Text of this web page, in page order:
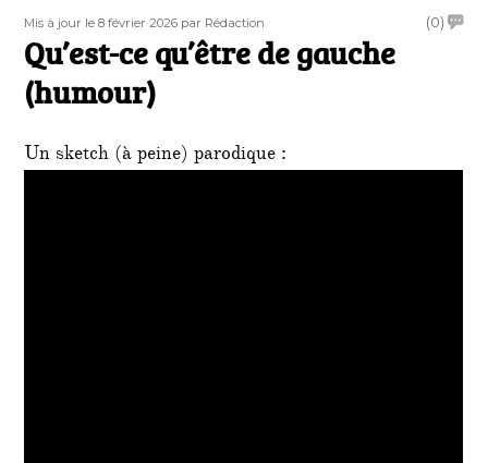
Publié
le
Mis à jour le 8 février 2026 Auteur
par Rédaction (0)on
Qu’est-ce qu’être de gauche
(humour)
Un sketch (à peine) parodique :